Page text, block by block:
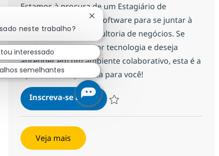
Estamos à procura de um Estagiário de
Desenvolvimento de Software para se juntar à
nossa equipe de consultoria de negócios. Se
você é apaixonado por tecnologia e deseja
aprender em um ambiente colaborativo, esta é a
oportunidade perfeita para você!
Inscreva-se agora Estágio Profissional – Junior
Veja mais
neste trabalho?
Fechar notificação de chatbot
interessado
semelhantes